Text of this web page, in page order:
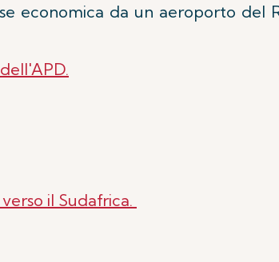
economica da un aeroporto del
il Sudafrica.